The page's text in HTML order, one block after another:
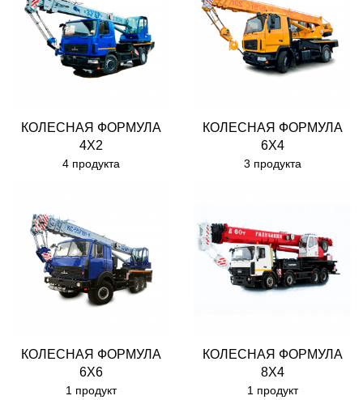
КОЛЕСНАЯ ФОРМУЛА
4X2
4 продукта
КОЛЕСНАЯ ФОРМУЛА
6X4
3 продукта
КОЛЕСНАЯ ФОРМУЛА
6X6
1 продукт
КОЛЕСНАЯ ФОРМУЛА
8X4
1 продукт